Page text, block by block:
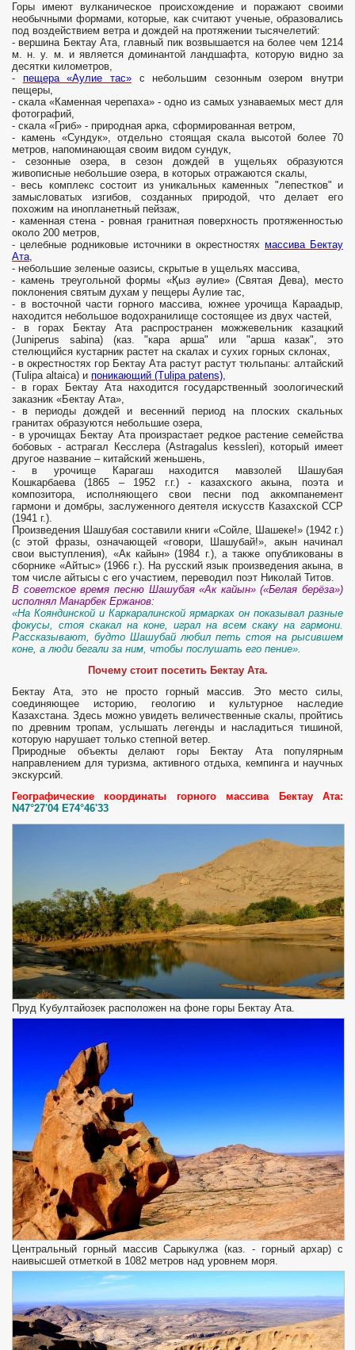
Горы имеют вулканическое происхождение и поражают своими
необычными формами, которые, как считают ученые, образовались
под воздействием ветра и дождей на протяжении тысячелетий:
- вершина Бектау Ата, главный пик возвышается на более чем 1214
м. н. у. м. и является доминантой ландшафта, которую видно за
десятки километров,
- пещера «Аулие тас»с небольшим сезонным озером внутри
пещеры,
- скала «Каменная черепаха» - одно из самых узнаваемых мест для
фотографий,
- скала «Гриб» - природная арка, сформированная ветром,
- камень «Сундук», отдельно стоящая скала высотой более 70
метров, напоминающая своим видом сундук,
- сезонные озера, в сезон дождей в ущельях образуются
живописные небольшие озера, в которых отражаются скалы,
- весь комплекс состоит из уникальных каменных "лепестков" и
замысловатых изгибов, созданных природой, что делает его
похожим на инопланетный пейзаж,
- каменная стена - ровная гранитная поверхность протяженностью
около 200 метров,
- целебные родниковые источники в окрестностяхмассива Бектау
Ата,
- небольшие зеленые оазисы, скрытые в ущельях массива,
- камень треугольной формы «Қыз әулие» (Святая Дева), место
поклонения святым духам у пещеры Аулие тас,
- в восточной части горного массива, южнее урочища Караадыр,
находится небольшое водохранилище состоящее из двух частей,
- в горах Бектау Ата распространен можжевельник казацкий
(Juniperus sabina) (каз. "кара арша" или "арша казак", это
стелющийся кустарник растет на скалах и сухих горных склонах,
- в окрестностях гор Бектау Ата растут растут тюльпаны: алтайский
(Tulipa altaica) и поникающий (Tulipa patens),
- в горах Бектау Ата находится государственный зоологический
заказник «Бектау Ата»,
- в периоды дождей и весенний период на плоских скальных
гранитах образуются небольшие озера,
- в урочищах Бектау Ата произрастает редкое растение семейства
бобовых - астрагал Кесслера (Astragalus kessleri), который имеет
другое название – китайский женьшень,
- в урочище Карагаш находится мавзолей Шашубая
Кошкарбаева (1865 – 1952 г.г.) - казахского акына, поэта и
композитора, исполняющего свои песни под аккомпанемент
гармони и домбры, заслуженного деятеля искусств Казахской ССР
(1941 г.).
Произведения Шашубая составили книги «Сойле, Шашеке!» (1942 г.)
(с этой фразы, означающей «говори, Шашубай!», акын начинал
свои выступления), «Ак кайын» (1984 г.), а также опубликованы в
сборнике «Айтыс» (1966 г.). На русский язык произведения акына, в
том числе айтысы с его участием, переводил поэт Николай Титов.
В советское время песню Шашубая «Ак кайын» («Белая берёза»)
исполнял Манарбек Ержанов:
«На Кояндинской и Каркаралинской ярмарках он показывал разные
фокусы, стоя скакал на коне, играл на всем скаку на гармони.
Рассказывают, будто Шашубай любил петь стоя на рысившем
коне, а люди бегали за ним, чтобы послушать его пение».
Почему стоит посетить Бектау Ата.
Бектау Ата, это не просто горный массив. Это место силы,
соединяющее историю, геологию и культурное наследие
Казахстана. Здесь можно увидеть величественные скалы, пройтись
по древним тропам, услышать легенды и насладиться тишиной,
которую нарушает только степной ветер.
Природные объекты делают горы Бектау Ата популярным
направлением для туризма, активного отдыха, кемпинга и научных
экскурсий.
Географические координаты горного массива Бектау Ата:
N47°27'04 E74°46'33
Пруд Кубултайозек расположен на фоне горы Бектау Ата.
Центральный горный массив Сарыкулжа (каз. - горный архар) с
наивысшей отметкой в 1082 метров над уровнем моря.